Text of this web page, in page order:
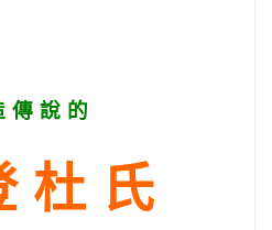
傳 說 的
杜 氏